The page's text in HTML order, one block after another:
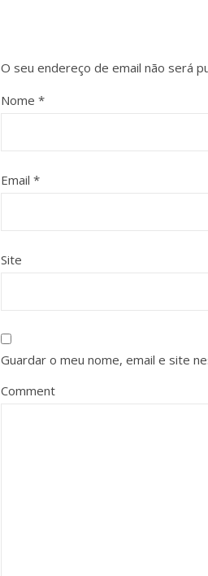
O seu endereço de email não será
Nome *
Email *
Site
Guardar o meu nome, email e site
Comment